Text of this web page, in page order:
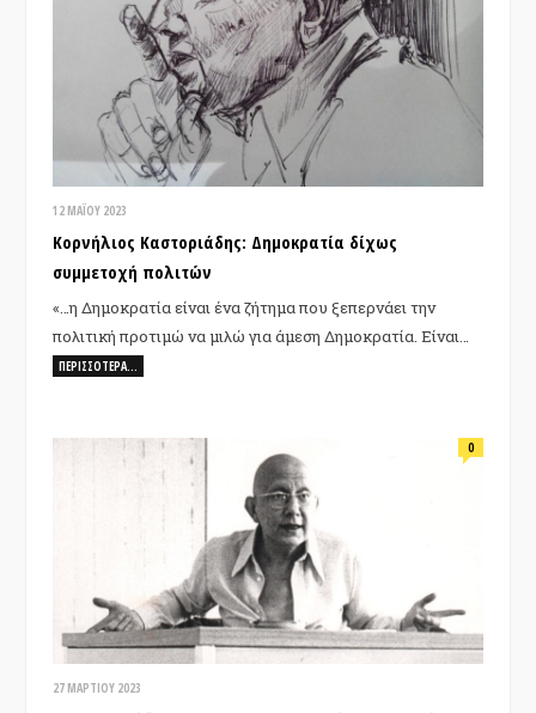
12 ΜΑΪ́ΟΥ 2023
Κορνήλιος Καστοριάδης: Δημοκρατία δίχως
συμμετοχή πολιτών
«…η Δημοκρατία είναι ένα ζήτημα που ξεπερνάει την
πολιτική προτιμώ να μιλώ για άμεση Δημοκρατία. Είναι…
ΠΕΡΙΣΣΌΤΕΡΑ…
27 ΜΑΡΤΊΟΥ 2023
0